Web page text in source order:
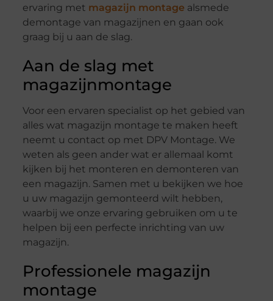
ervaring met magazijn montage alsmede
demontage van magazijnen en gaan ook
graag bij u aan de slag.
Aan de slag met
magazijnmontage
Voor een ervaren specialist op het gebied van
alles wat magazijn montage te maken heeft
neemt u contact op met DPV Montage. We
weten als geen ander wat er allemaal komt
kijken bij het monteren en demonteren van
een magazijn. Samen met u bekijken we hoe
u uw magazijn gemonteerd wilt hebben,
waarbij we onze ervaring gebruiken om u te
helpen bij een perfecte inrichting van uw
magazijn.
Professionele magazijn
montage